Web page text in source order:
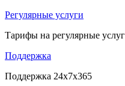
Регулярные услуги
Тарифы на регулярные
Поддержка
Поддержка 24x7x365